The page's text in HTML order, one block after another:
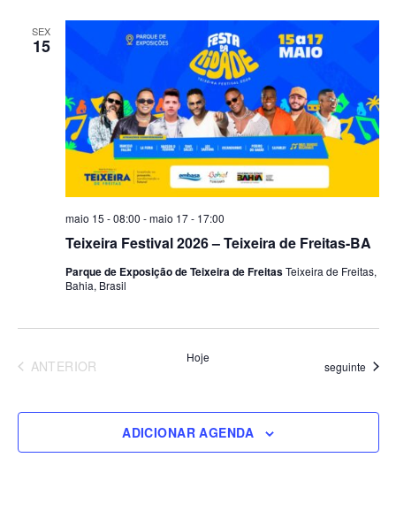
de
visuais
Eventos
SEX
15
Teixeira Festival 2026 – Teixeira de Freitas-BA
maio 15 - 08:00 -maio 17 - 17:00
Parque de Exposição de Teixeira de FreitasTeixeira de Freitas,
Bahia, Brasil
EVENTOS
ANTERIOR
Hoje
Eventos
seguinte
ADICIONAR AGENDA